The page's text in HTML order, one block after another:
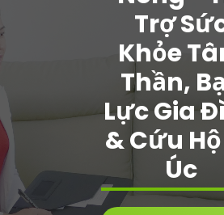
Trợ
Khỏe
Thần,
Lực Gia
& Cứu
Úc